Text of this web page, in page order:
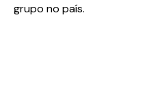
grupo no país.